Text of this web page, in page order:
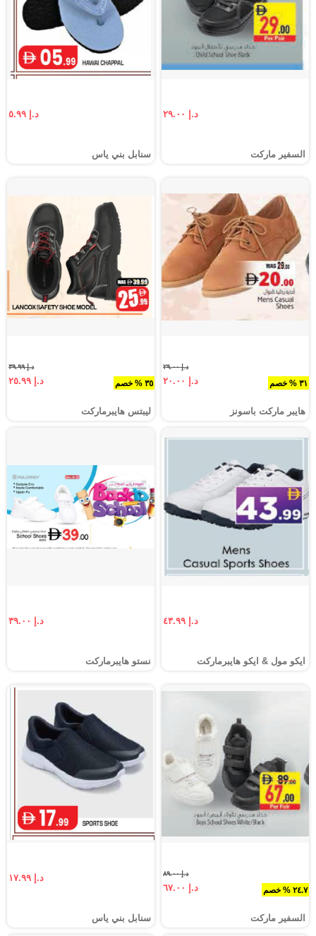
د.إ ٢٩.٠٠
السفير ماركت
د.إ ٥.٩٩
سنابل بني ياس
٣١ % خصم
د.إ ٢٩.٠٠
د.إ ٢٠.٠٠
هايبر ماركت باسونز
٣٥ % خصم
د.إ ٣٩.٩٩
د.إ ٢٥.٩٩
ليبتس هايبرماركت
د.إ ٤٣.٩٩
ايكو مول & ايكو هايبرماركت
د.إ ٣٩.٠٠
نستو هايبرماركت
٢٤.٧ % خصم
د.إ ٨٩.٠٠
د.إ ٦٧.٠٠
السفير ماركت
د.إ ١٧.٩٩
سنابل بني ياس